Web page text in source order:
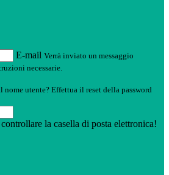
E-mail Verrà inviato un messaggio
necessarie.
nome utente? Effettua il reset della password
la casella di posta elettronica!